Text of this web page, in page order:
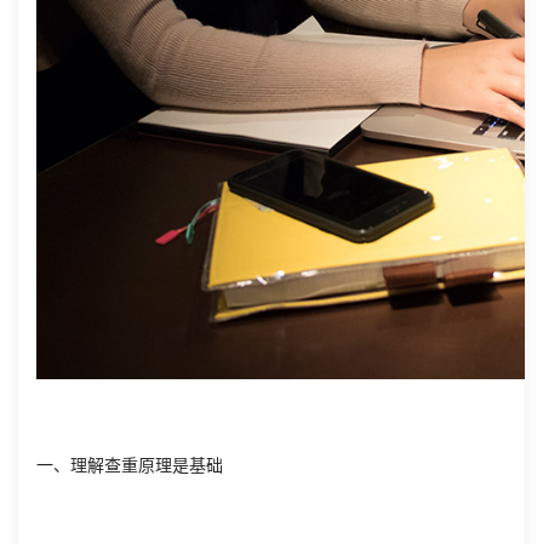
一、理解查重原理是基础